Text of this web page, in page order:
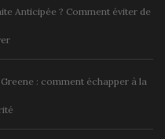
Anticipée ? Comment éviter de
: comment échapper à la